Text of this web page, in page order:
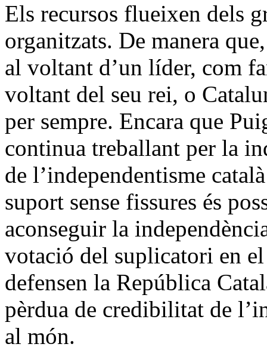
Els recursos flueixen dels
organitzats. De manera
al voltant d’un líder, com
voltant del seu rei, o
per sempre. Encara que
continua treballant per la
de l’independentisme
suport sense fissures és
aconseguir la
votació del suplicatori en
defensen la República
pèrdua de credibilitat de
al món.